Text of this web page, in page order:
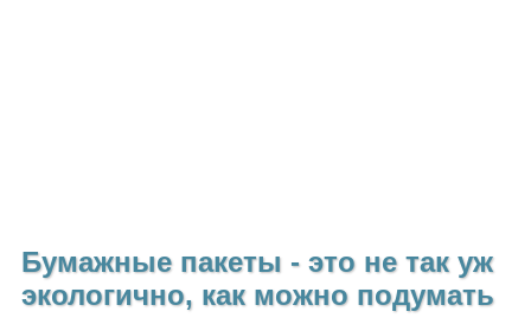
Бумажные пакеты - это не так уж
экологично, как можно подумать